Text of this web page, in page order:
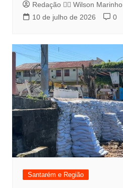
Redação 👨‍⚖️​ Wilson Marinho
10 de julho de 2026
0
Santarém e Região